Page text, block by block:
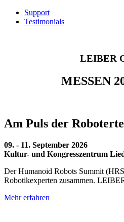
Support
Testimonials
LEIBER
MESSEN
Am Puls der
09. - 11. September 2026
Kultur- und Kongresszentrum
Der Humanoid Robots Summit
Robotikexperten zusammen.
Mehr erfahren